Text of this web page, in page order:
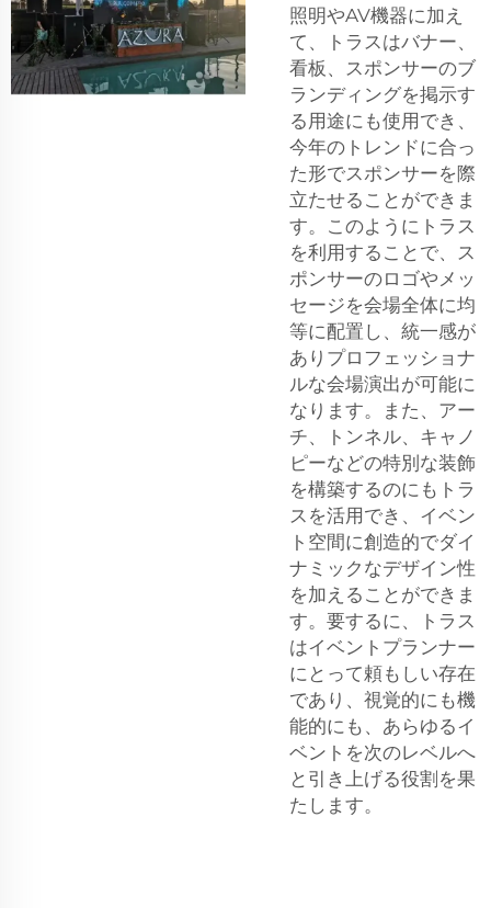
照明やAV機器に加え
て、トラスはバナー、
看板、スポンサーのブ
ランディングを掲示す
る用途にも使用でき、
今年のトレンドに合っ
た形でスポンサーを際
立たせることができま
す。このようにトラス
を利用することで、ス
ポンサーのロゴやメッ
セージを会場全体に均
等に配置し、統一感が
ありプロフェッショナ
ルな会場演出が可能に
なります。また、アー
チ、トンネル、キャノ
ピーなどの特別な装飾
を構築するのにもトラ
スを活用でき、イベン
ト空間に創造的でダイ
ナミックなデザイン性
を加えることができま
す。要するに、トラス
はイベントプランナー
にとって頼もしい存在
であり、視覚的にも機
能的にも、あらゆるイ
ベントを次のレベルへ
と引き上げる役割を果
たします。